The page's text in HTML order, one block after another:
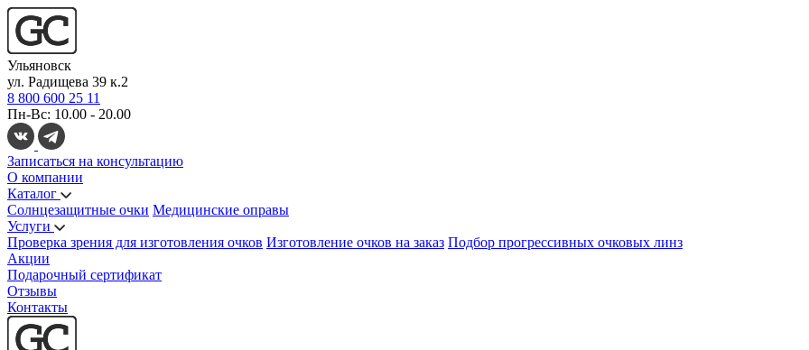
Ульяновск
ул. Радищева 39 к.2
8 800 600 25 11
Пн-Вс: 10.00 - 20.00
Записаться на консультацию
О компании
Каталог
Солнцезащитные очки Медицинские оправы
Услуги
Проверка зрения для изготовления очков Изготовление очков на заказ Подбор прогрессивных очковых линз
Акции
Подарочный сертификат
Отзывы
Контакты